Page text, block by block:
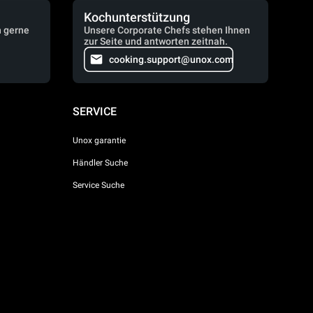
gerne
Kochunterstützung
Unsere Corporate Chefs stehen Ihnen
zur Seite und antworten zeitnah.
cooking.support@unox.com
SERVICE
Unox garantie
Händler Suche
Service Suche